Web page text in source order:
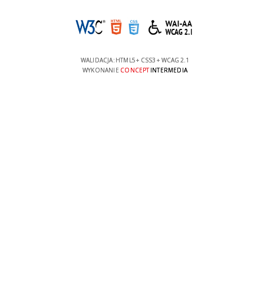
WALIDACJA: HTML5+ CSS3 + WCAG 2.1
WYKONANIE CONCEPTINTERMEDIA